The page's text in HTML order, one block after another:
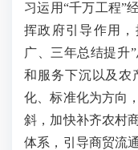
习运用“千万工程”
挥政府引导作用
广、三年总结提升
和服务下沉以及农
化、标准化为方向
斜，加快补齐农村
体系，引导商贸流